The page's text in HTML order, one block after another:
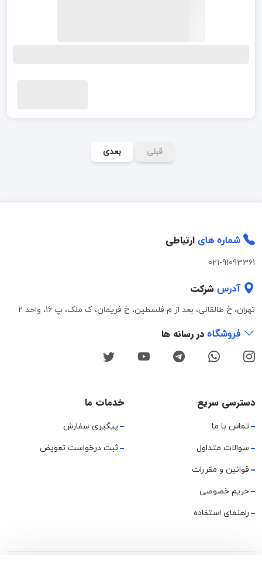
قبلی بعدی
شماره های ارتباطی
021-91093361
آدرس شرکت
تهران، خ طالقانی، بعد از م فلسطین، خ فریمان، ک ملک، پ 16، واحد 2
فروشگاه در رسانه ها
دسترسی سریع
تماس با ما
سوالات متداول
قوانین و مقررات
حریم خصوصی
راهنمای استفاده
خدمات ما
پیگیری سفارش
ثبت درخواست تعویض